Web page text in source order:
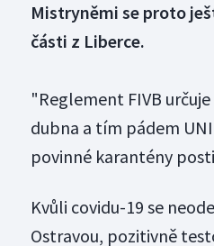
Mistryněmi se proto
části z Liberce.
"Reglement FIVB
dubna a tím pádem
povinné karantény
Kvůli covidu-19 se
Ostravou, pozitivně